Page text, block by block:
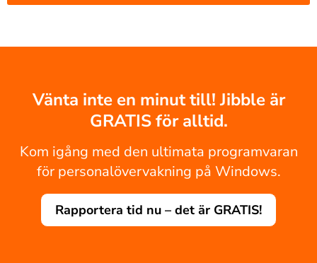
Vänta inte en minut till! Jibble är
GRATIS för alltid.
Kom igång med den ultimata programvaran
för personalövervakning på Windows.
Rapportera tid nu – det är GRATIS!